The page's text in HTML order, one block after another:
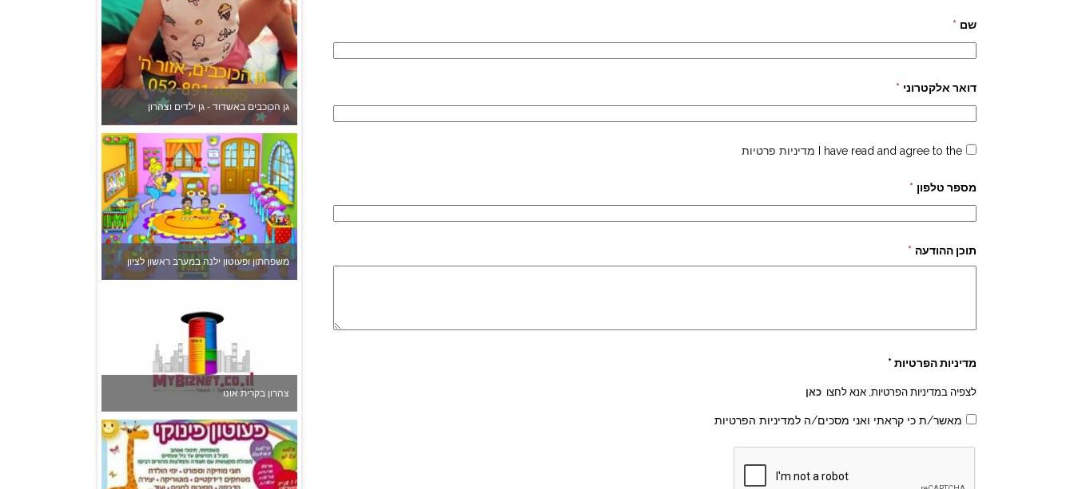
שם *
דואר אלקטרוני *
I have read and agree to the מדיניות פרטיות
מספר טלפון *
תוכן ההודעה *
מדיניות הפרטיות *
לצפיה במדיניות הפרטיות, אנא לחצו כאן
מאשר/ת כי קראתי ואני מסכים/ה למדיניות הפרטיות
משפחתון ופעוטון ילנה במערב ראשון לציון
פעוטון פינוקי במודיעין